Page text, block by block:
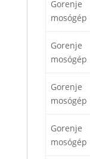
Gorenje
mosógép
Gorenje
mosógép
Gorenje
mosógép
Gorenje
mosógép